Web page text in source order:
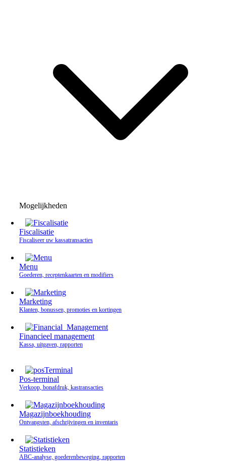
Mogelijkheden
Fiscalisatie
Fiscaliseer uw kassatransacties
Menu
Goederen, receptenkaarten en modifiers
Marketing
Klanten, bonussen, promoties en kortingen
Financieel management
Kassa, uitgaven, rapporten
Pos-terminal
Verkoop, bonafdruk, kastransacties
Magazijnboekhouding
Ontvangsten, afschrijvingen en inventaris
Statistieken
ABC-analyse, goederenbeweging, rapporten